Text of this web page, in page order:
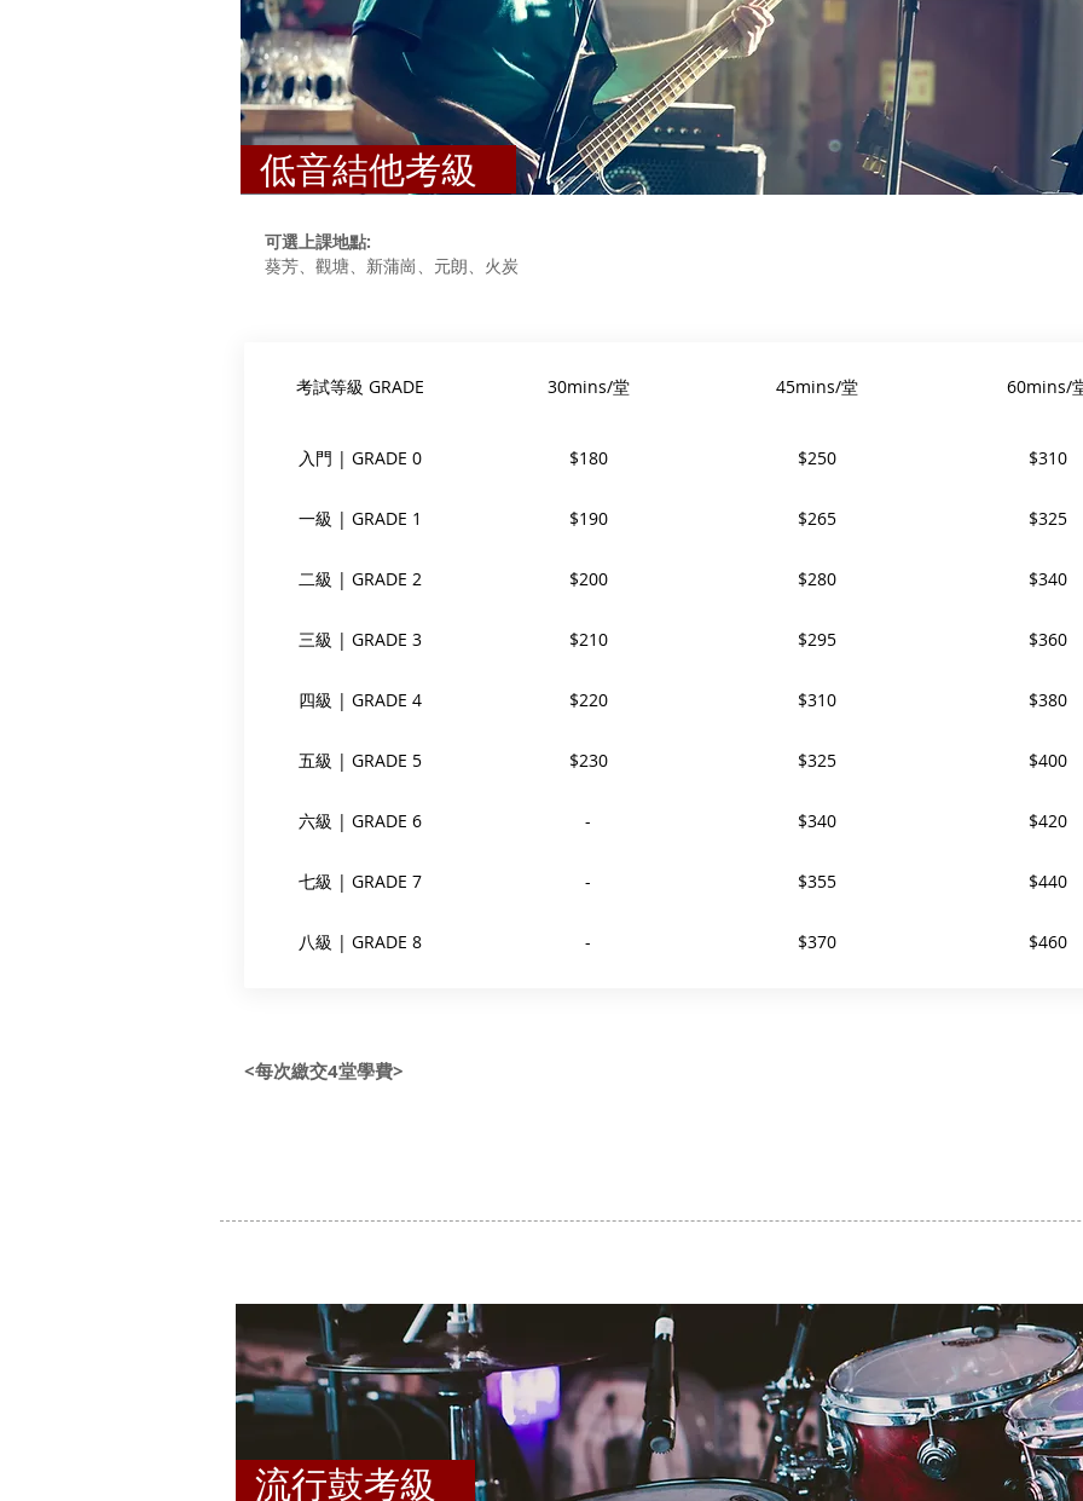
低音結他考級
可選上課地點:
葵芳、觀塘、新蒲崗、元朗、火炭
考試等級 GRADE 30mins/堂 45mins/堂 60mins/
入門 | GRADE 0 $180 $250 $310
一級 | GRADE 1 $190 $265 $325
二級 | GRADE 2 $200 $280 $340
三級 | GRADE 3 $210 $295 $360
四級 | GRADE 4 $220 $310 $380
五級 | GRADE 5 $230 $325 $400
六級 | GRADE 6 - $340 $420
七級 | GRADE 7 - $355 $440
八級 | GRADE 8 - $370 $460
<每次繳交4堂學費>
流行鼓考級